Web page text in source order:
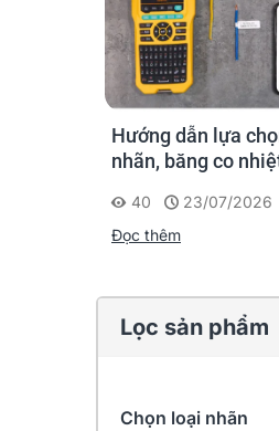
Hướng dẫn lựa
nhãn, băng co
40
23/07/2026
Đọc thêm
Lọc sản phẩm
Chọn loại nhãn